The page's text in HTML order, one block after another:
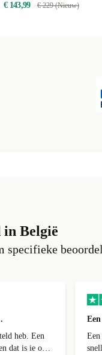
€ 143,99 € 229 (Nieuw)
in België
specifieke
heb. Een
dat is ie ook